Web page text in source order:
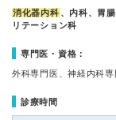
消化器内科 、内科、胃
リテーション科
専門医・資格：
外科専門医、神経内科専
診療時間